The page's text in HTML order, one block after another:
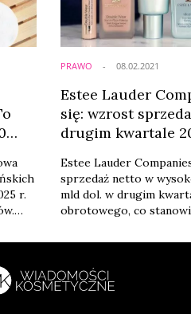
r.
na
PRAWO
Estee Lauder
się: wzrost
drugim kwartale
Estee Lauder
sprzedaż netto w
mld dol. w drugim
obrotowego, co
poprzednim - podaje
08.02.2021